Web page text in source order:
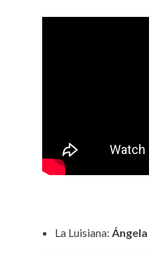
La Luisiana: